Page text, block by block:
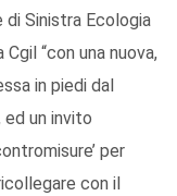
di Sinistra Ecologia
“con una nuova,
in piedi dal
ed un invito
per
con il